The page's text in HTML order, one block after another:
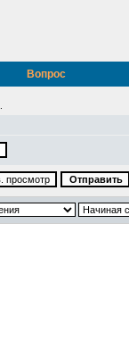
Вопрос